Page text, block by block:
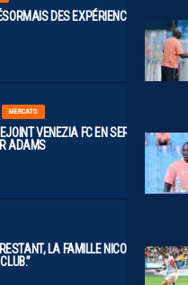
DES EXPÉRIENCES
MERCATO
VENEZIA FC EN SERIE A
ADAMS
LA FAMILLE NICOLLIN A